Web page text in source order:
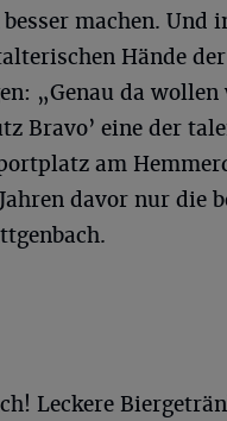
machen. Und
Hände
„Genau da
Bravo’ eine der
am
davor nur die
Leckere